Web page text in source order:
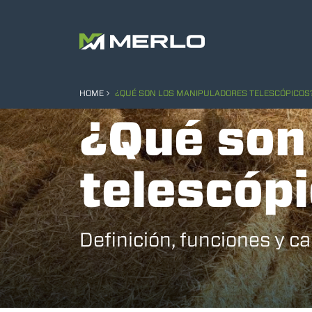
HOME ¿QUÉ SON LOS MANIPULADORES
¿Qué
Definición, funciones y